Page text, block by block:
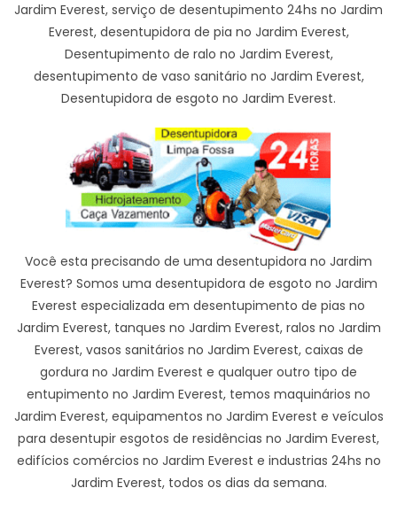
Jardim Everest, serviço de desentupimento 24hs no Jardim
Everest, desentupidora de pia no Jardim Everest,
Desentupimento de ralo no Jardim Everest,
desentupimento de vaso sanitário no Jardim Everest,
Desentupidora de esgoto no Jardim Everest.
Você esta precisando de uma desentupidora no Jardim
Everest? Somos uma desentupidora de esgoto no Jardim
Everest especializada em desentupimento de pias no
Jardim Everest, tanques no Jardim Everest, ralos no Jardim
Everest, vasos sanitários no Jardim Everest, caixas de
gordura no Jardim Everest e qualquer outro tipo de
entupimento no Jardim Everest, temos maquinários no
Jardim Everest, equipamentos no Jardim Everest e veículos
para desentupir esgotos de residências no Jardim Everest,
edifícios comércios no Jardim Everest e industrias 24hs no
Jardim Everest, todos os dias da semana.